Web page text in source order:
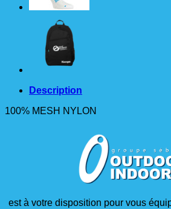
30L
Description
100% MESH NYLON
est à votre disposition pour vous